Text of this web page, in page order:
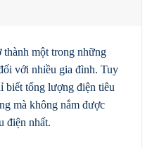
thành một trong những
với nhiều gia đình. Tuy
biết tổng lượng điện tiêu
mà không nắm được
điện nhất.